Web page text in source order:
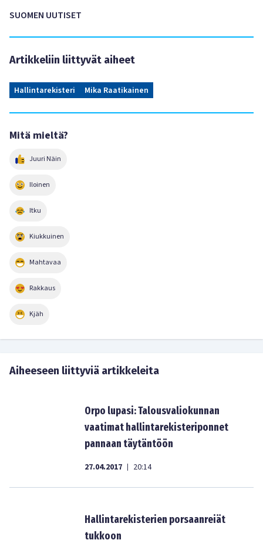
SUOMEN UUTISET
Artikkeliin liittyvät aiheet
Hallintarekisteri Mika Raatikainen
Mitä mieltä?
Juuri Näin
Iloinen
Itku
Kiukkuinen
Mahtavaa
Rakkaus
Kjäh
Aiheeseen liittyviä artikkeleita
Orpo lupasi: Talousvaliokunnan
vaatimat hallintarekisteriponnet
pannaan täytäntöön
27.04.2017 | 20:14
Hallintarekisterien porsaanreiät
tukkoon